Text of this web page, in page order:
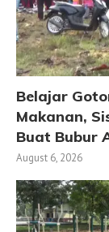
Belajar
Makanan,
Buat Bubur
August 6, 2026